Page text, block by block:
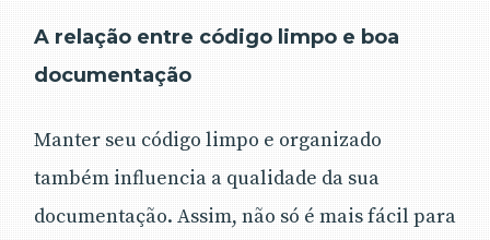
A relação entre código limpo e boa
documentação
Manter seu código limpo e organizado
também influencia a qualidade da sua
documentação. Assim, não só é mais fácil para